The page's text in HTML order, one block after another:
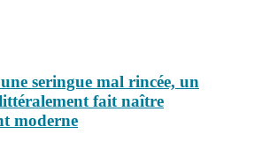
seringue mal rincée, un
fait naître
moderne